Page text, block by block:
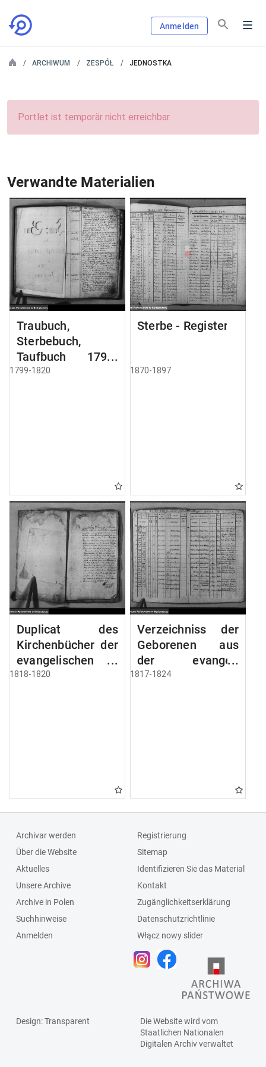
Anmelden
ARCHIWUM ZESPÓŁ JEDNOSTKA
Portlet ist temporär nicht erreichbar.
Verwandte Materialien
Traubuch,
Sterbebuch,
Taufbuch 1799-
1820
1799-1820
Sterbe - Register
1870-1897
Duplicat des
Kirchenbücher der
evangelischen
Kirche zu
januar 1818 bis
zum 1 Maerz 1820
1818-1820
Verzeichniss der
Geborenen aus
der evangel.
Stadt- und
1817-1824
Archivar werden
Über die Website
Aktuelles
Unsere Archive
Archive in Polen
Suchhinweise
Anmelden
Registrierung
Sitemap
Identifizieren Sie das Material
Kontakt
Zugänglichkeitserklärung
Datenschutzrichtlinie
Włącz nowy slider
Design: Transparent
Die Website wird vom
Staatlichen Nationalen
Digitalen Archivverwaltet